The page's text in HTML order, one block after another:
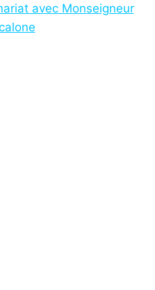
avec Monseigneur